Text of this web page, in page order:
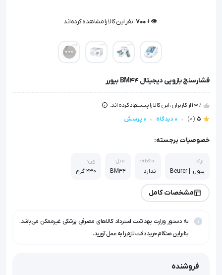
👁️ +
700 نفر این کالا را مشاهده کرده‌اند
فشارسنج بازویی ديجيتال BM44 بیورر
100٪ از کاربران، این کالا را پیشنهاد کرده اند.
5
(0) 0 دیدگاه 0 پرسش
خصوصیات برجسته:
برند:
بیورر | Beurer
حافظه:
ندارد
مدل:
BM44
وزن:
230 گرم
مشخصات کامل
به دستور وزارت بهداشت استرداد کالاهای مصرفی پزشکی غیرممکن می‌باشد.
بنابراین هنگام خرید دقت لازم را به عمل آورید.
فروشنده